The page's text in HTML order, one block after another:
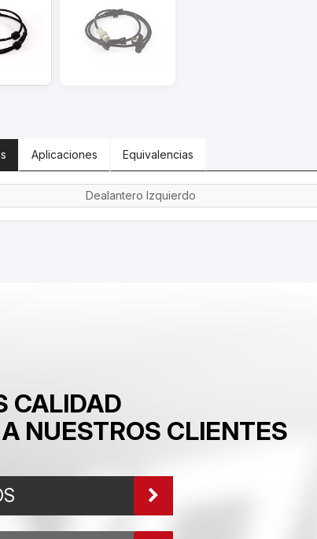
Aplicaciones Equivalencias
Dealantero Izquierdo
CALIDAD
NUESTROS CLIENTES